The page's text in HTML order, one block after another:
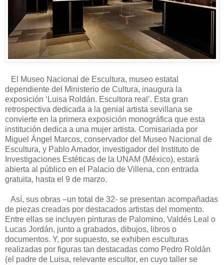
El Museo Nacional de Escultura, museo estatal
dependiente del Ministerio de Cultura, inaugura la
exposición ‘Luisa Roldán. Escultora real’. Esta gran
retrospectiva dedicada a la genial artista sevillana se
convierte en la primera exposición monográfica que esta
institución dedica a una mujer artista. Comisariada por
Miguel Ángel Marcos, conservador del Museo Nacional de
Escultura, y Pablo Amador, investigador del Instituto de
Investigaciones Estéticas de la UNAM (México), estará
abierta al público en el Palacio de Villena, con entrada
gratuita, hasta el 9 de marzo.
Así, sus obras –un total de 32- se presentan acompañadas
de piezas creadas por destacados artistas del momento.
Entre ellas se incluyen pinturas de Palomino, Valdés Leal o
Lucas Jordán, junto a grabados, dibujos, libros o
documentos. Y, por supuesto, se exhiben esculturas
realizadas por figuras tan destacadas como Pedro Roldán
(el padre de Luisa, relevante escultor, en cuyo taller se